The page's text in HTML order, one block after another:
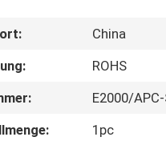
China
ROHS
E2000/
1pc